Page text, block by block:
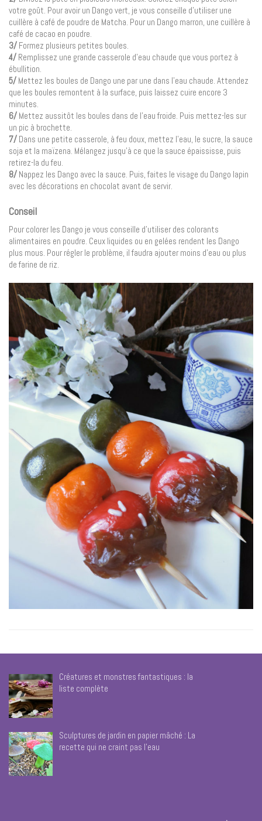
votre goût. Pour avoir un Dango vert, je vous conseille d’utiliser une
cuillère à café de poudre de Matcha. Pour un Dango marron, une cuillère à
café de cacao en poudre.
3/ Formez plusieurs petites boules.
4/ Remplissez une grande casserole d’eau chaude que vous portez à
ébullition.
5/ Mettez les boules de Dango une par une dans l’eau chaude. Attendez
que les boules remontent à la surface, puis laissez cuire encore 3
minutes.
6/ Mettez aussitôt les boules dans de l’eau froide. Puis mettez-les sur
un pic à brochette.
7/ Dans une petite casserole, à feu doux, mettez l’eau, le sucre, la sauce
soja et la maïzena. Mélangez jusqu’à ce que la sauce épaississe, puis
retirez-la du feu.
8/ Nappez les Dango avec la sauce. Puis, faites le visage du Dango lapin
avec les décorations en chocolat avant de servir.
Conseil
Pour colorer les Dango je vous conseille d’utiliser des colorants
alimentaires en poudre. Ceux liquides ou en gelées rendent les Dango
plus mous. Pour régler le problème, il faudra ajouter moins d’eau ou plus
de farine de riz.
Créatures et monstres fantastiques : la
liste complète
Sculptures de jardin en papier mâché : La
recette qui ne craint pas l’eau